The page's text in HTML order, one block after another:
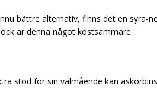
bättre alternativ, finns det en syra-
är denna något kostsammare.
stöd för sin välmående kan